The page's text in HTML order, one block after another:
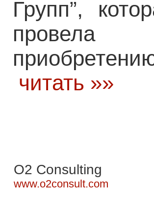
Групп”,
читать »»
O2 Consulting
www.o2consult.com